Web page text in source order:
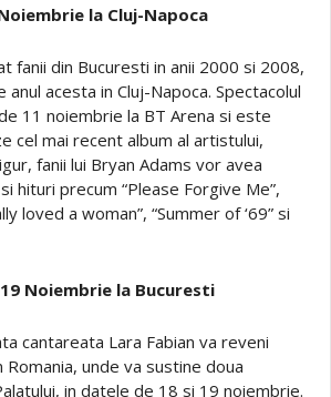
la Cluj-Napoca
fanii din Bucuresti in anii 2000 si 2008,
anul acesta in Cluj-Napoca. Spectacolul
11 noiembrie la BT Arena si este
cel mai recent album al artistului,
fanii lui Bryan Adams vor avea
hituri precum “Please Forgive Me”,
loved a woman”, “Summer of ‘69” si
Noiembrie la Bucuresti
cantareata Lara Fabian va reveni
unde va sustine doua
in datele de 18 si 19 noiembrie.